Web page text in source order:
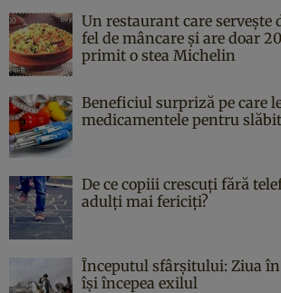
Un restaurant care servește
fel de mâncare și are doar
primit o stea Michelin
Beneficiul surpriză pe care
medicamentele pentru slăbit
De ce copiii crescuți fără
adulți mai fericiți?
Începutul sfârşitului: Ziua în
îşi începea exilul